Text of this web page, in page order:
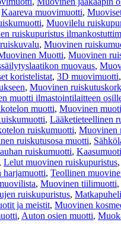
Kaareva muovimuotti,
, Muovilelu
ruiskupuristus
, Muovinen
Muotti, Muovinen
muovaus,
koristelistat, 3D muovimuotti,
, Muovinen
muotti ilmastointilaitteen
muotti, Muovinen
, Lääketieteellinen
ruiskumuotti, Muovinen
ruiskutusosa muotti,
ruiskumuotti,
, Lelut muovinen ruiskupuristus,
harjamuotti, Teollinen
, Muovinen tiilimuotti,
ruiskupuristus,
ja meistit, Muovinen
, Auton osien muotti,